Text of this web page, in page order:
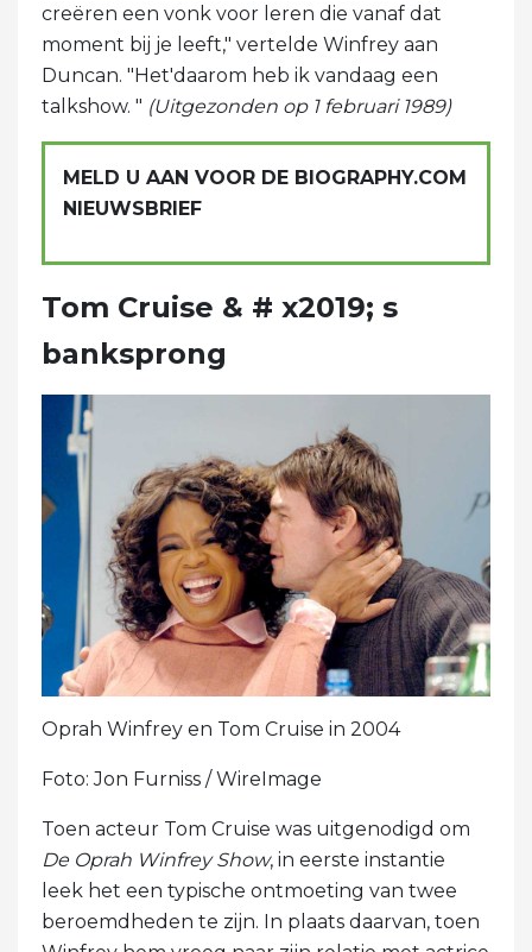
creëren een vonk voor leren die vanaf dat
moment bij je leeft," vertelde Winfrey aan
Duncan. "Het'daarom heb ik vandaag een
talkshow. " (Uitgezonden op 1 februari 1989)
MELD U AAN VOOR DE BIOGRAPHY.COM
NIEUWSBRIEF
Tom Cruise & # x2019; s
banksprong
Oprah Winfrey en Tom Cruise in 2004
Foto: Jon Furniss / WireImage
Toen acteur Tom Cruise was uitgenodigd om
De Oprah Winfrey Show, in eerste instantie
leek het een typische ontmoeting van twee
beroemdheden te zijn. In plaats daarvan, toen